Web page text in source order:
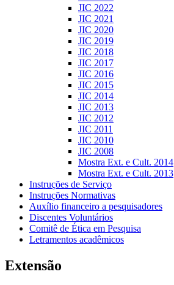
JIC 2022
JIC 2021
JIC 2020
JIC 2019
JIC 2018
JIC 2017
JIC 2016
JIC 2015
JIC 2014
JIC 2013
JIC 2012
JIC 2011
JIC 2010
JIC 2008
Mostra Ext. e Cult. 2014
Mostra Ext. e Cult. 2013
Instruções de Serviço
Instruções Normativas
Auxílio financeiro a pesquisadores
Discentes Voluntários
Comitê de Ética em Pesquisa
Letramentos acadêmicos
Extensão